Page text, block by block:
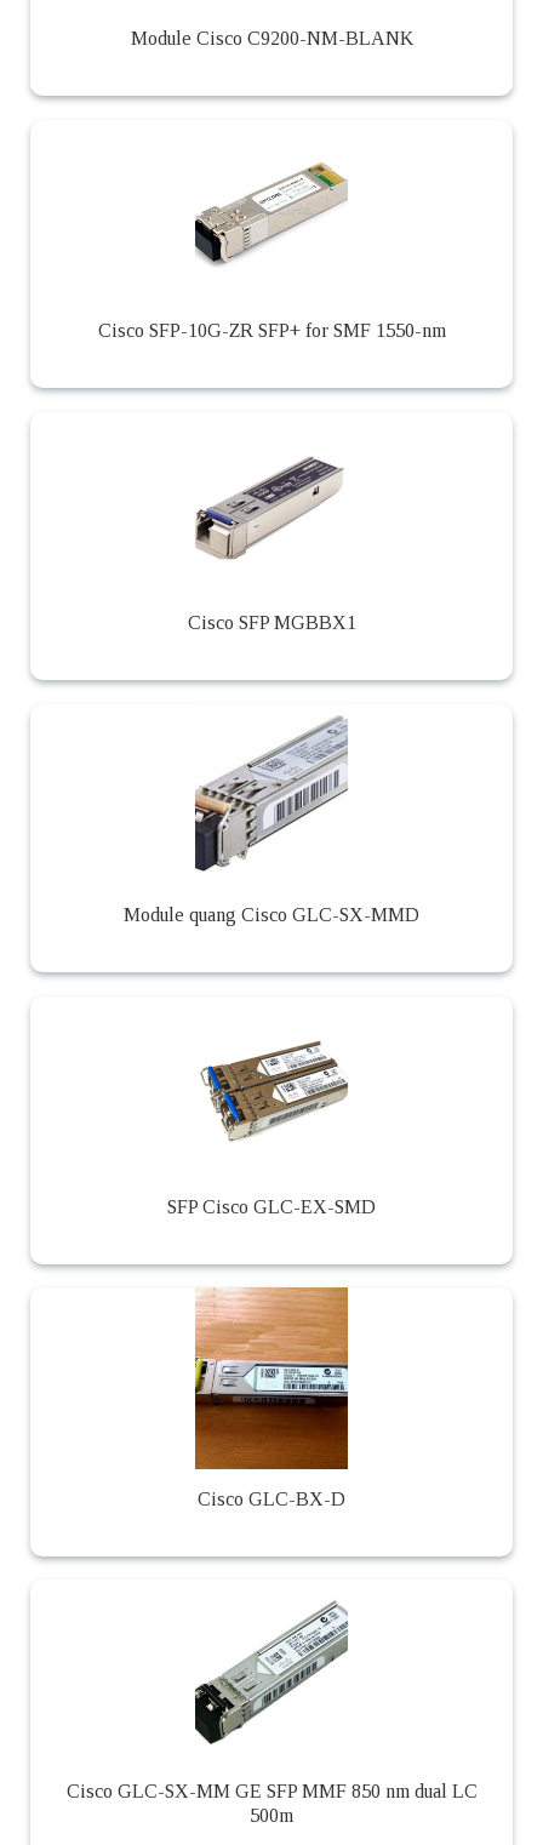
Module Cisco C9200-NM-BLANK
Cisco SFP-10G-ZR SFP+ for SMF 1550-nm
Cisco SFP MGBBX1
Module quang Cisco GLC-SX-MMD
SFP Cisco GLC-EX-SMD
Cisco GLC-BX-D
Cisco GLC-SX-MM GE SFP MMF 850 nm dual LC
500m